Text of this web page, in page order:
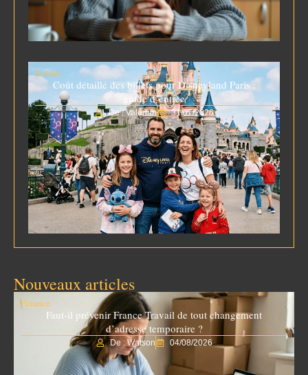
Loisirs
Coût détaillé des billets pour Disneyland Paris :
guide d’entrée
De : Valérian 31/07/2026
Nouveaux articles
Finance
Faut-il prévenir France Travail de tout changement
d’adresse temporaire ?
De : Watson 04/08/2026